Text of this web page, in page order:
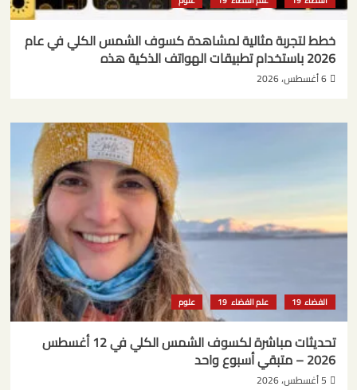
خطط لتجربة مثالية لمشاهدة كسوف الشمس الكلي في عام
2026 باستخدام تطبيقات الهواتف الذكية هذه
6 أغسطس، 2026
الفضاء علم الفضاء علوم
تحديثات مباشرة لكسوف الشمس الكلي في 12 أغسطس
2026 – متبقي أسبوع واحد
5 أغسطس، 2026